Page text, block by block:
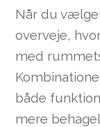
Når du
overveje,
med
både
mere